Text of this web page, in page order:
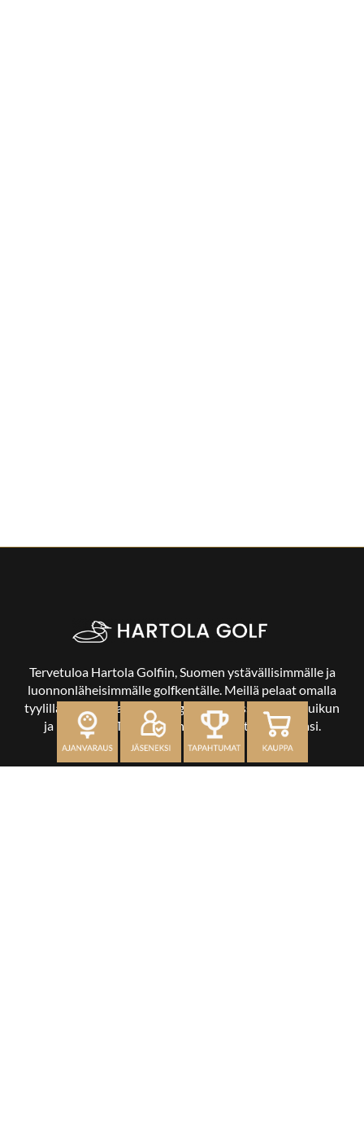
Tervetuloa Hartola Golfiin, Suomen ystävällisimmälle ja
luonnonläheisimmälle golfkentälle. Meillä pelaat omalla
tyylilläsi ja tasollasi – ja bongaat halutessasi vaikka uikun
ja kuikankin. Tärkeintä on, että nautit vierailustasi.